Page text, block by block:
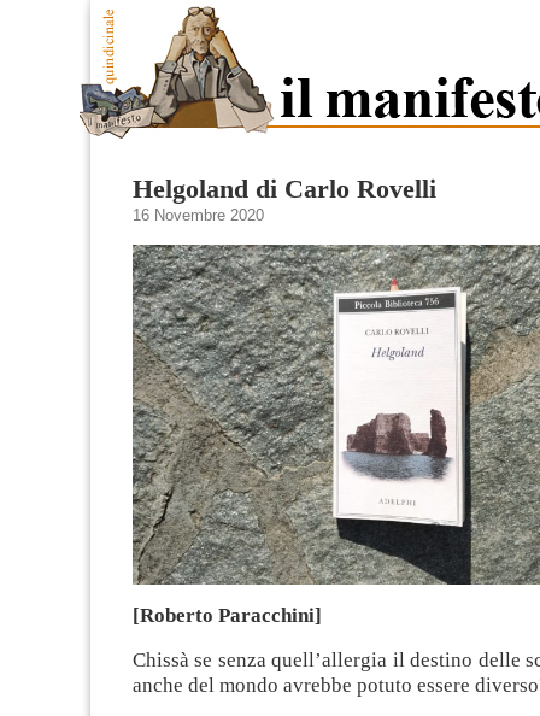
Helgoland di Carlo Rovelli
16 Novembre 2020
[Roberto Paracchini]
Chissà se senza quell’allergia il destino delle
anche del mondo avrebbe potuto essere